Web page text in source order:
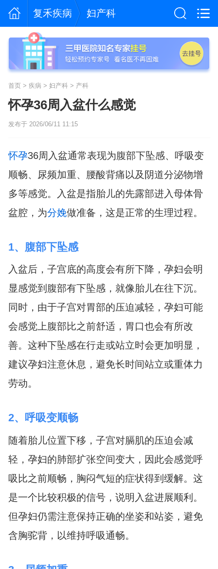
复禾疾病 妇产科
首页> 疾病 > 妇产科> 产科
怀孕36周入盆什么感觉
发布于 2026/06/11 11:15
怀孕36周入盆通常表现为腹部下坠感、呼吸变
顺畅、尿频加重、腰酸背痛以及阴道分泌物增
多等感觉。入盆是指胎儿的先露部进入母体骨
盆腔，为分娩做准备，这是正常的生理过程。
1、腹部下坠感
入盆后，子宫底的高度会有所下降，孕妇会明
显感觉到腹部有下坠感，就像胎儿在往下沉。
同时，由于子宫对胃部的压迫减轻，孕妇可能
会感觉上腹部比之前舒适，胃口也会有所改
善。这种下坠感在行走或站立时会更加明显，
建议孕妇注意休息，避免长时间站立或重体力
劳动。
2、呼吸变顺畅
随着胎儿位置下移，子宫对膈肌的压迫会减
轻，孕妇的肺部扩张空间变大，因此会感觉呼
吸比之前顺畅，胸闷气短的症状得到缓解。这
是一个比较积极的信号，说明入盆进展顺利。
但孕妇仍需注意保持正确的坐姿和站姿，避免
含胸驼背，以维持呼吸通畅。